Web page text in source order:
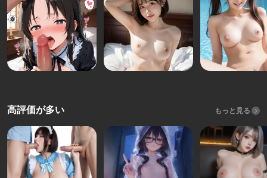
高評価が多い もっと見る